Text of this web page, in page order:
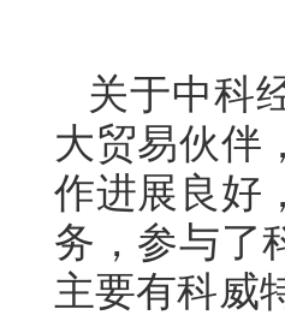
关于中科
大贸易伙伴
作进展良好
务，参与了
主要有科威